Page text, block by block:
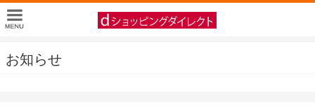
お知らせ